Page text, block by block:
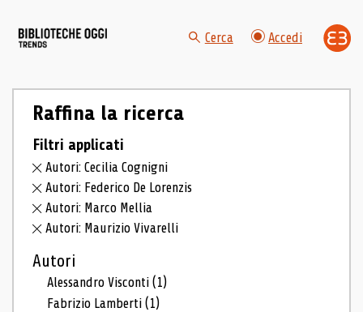
Cerca Accedi
Raffina la ricerca
Filtri applicati
Autori: Cecilia Cognigni
Autori: Federico De Lorenzis
Autori: Marco Mellia
Autori: Maurizio Vivarelli
Autori
Alessandro Visconti(1)
Fabrizio Lamberti(1)